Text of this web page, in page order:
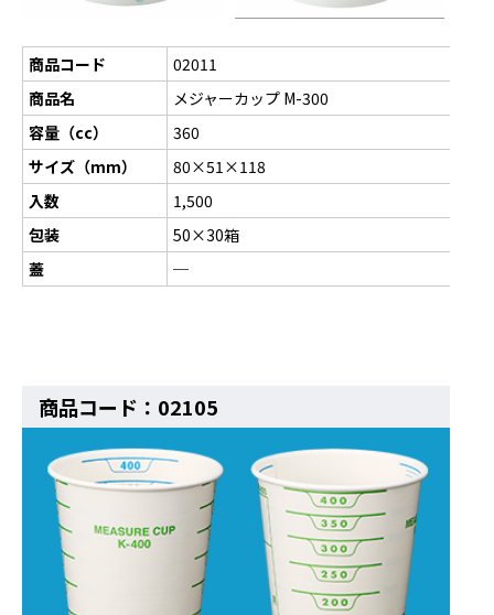
商品コード
02011
商品名
メジャーカップ M-300
容量（cc）
360
サイズ（mm）
80×51×118
入数
1,500
包装
50×30箱
蓋
─
商品コード：02105